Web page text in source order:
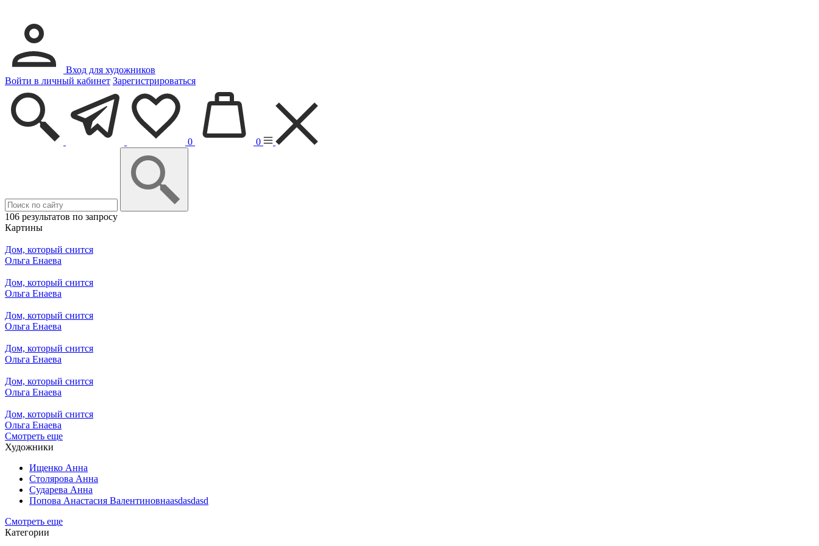
Вход для художников
Войти в личный кабинет Зарегистрироваться
0 0
106 результатов по запросу
Картины
Дом, который снится
Ольга Енаева
Дом, который снится
Ольга Енаева
Дом, который снится
Ольга Енаева
Дом, который снится
Ольга Енаева
Дом, который снится
Ольга Енаева
Дом, который снится
Ольга Енаева
Смотреть еще
Художники
Ищенко Анна
Столярова Анна
Сударева Анна
Попова Анастасия Валентиновнаasdasdasd
Смотреть еще
Категории